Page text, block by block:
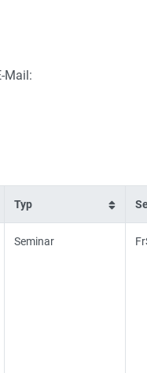
Mail:
Typ
Seminar